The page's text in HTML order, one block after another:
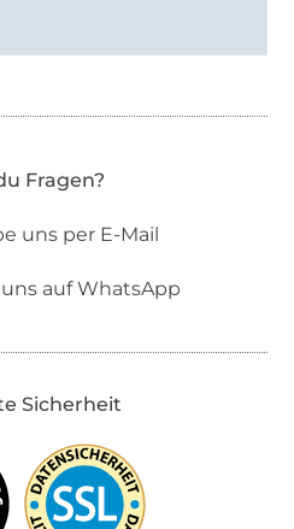
Fragen?
uns per E-Mail
auf WhatsApp
Sicherheit